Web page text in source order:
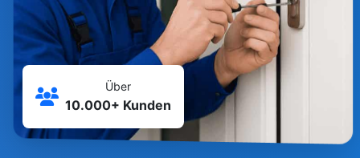
Über
10.000+ Kunden